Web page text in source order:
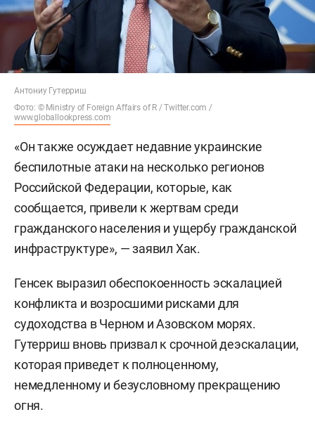
Антониу Гутерриш
Фото: © Ministry of Foreign Affairs of R / Twitter.com /
www.globallookpress.com
«Он также осуждает недавние украинские
беспилотные атаки на несколько регионов
Российской Федерации, которые, как
сообщается, привели к жертвам среди
гражданского населения и ущербу гражданской
инфраструктуре», — заявил Хак.
Генсек выразил обеспокоенность эскалацией
конфликта и возросшими рисками для
судоходства в Черном и Азовском морях.
Гутерриш вновь призвал к срочной деэскалации,
которая приведет к полноценному,
немедленному и безусловному прекращению
огня.